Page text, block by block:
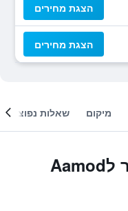
הצגת מחירים
הצגת מחירים
מיקום שאלות נפוצות
המבצעים הטובים ביותר לAamod